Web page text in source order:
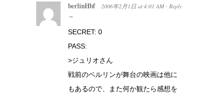
berlinHbf 2006年2月1日 at 4:01 AM · Reply
→
SECRET: 0
PASS:
>ジュリオさん
戦前のベルリンが舞台の映画は他に
もあるので、また何か観たら感想を